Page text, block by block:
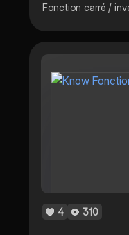
Fonction carré /
4 310